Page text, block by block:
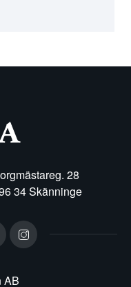
28
34 Skänninge
AB